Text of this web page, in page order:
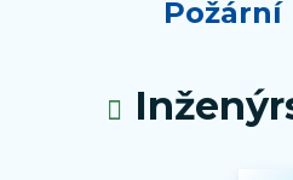
Požární